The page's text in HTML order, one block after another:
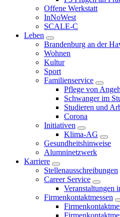
Offene Werkstatt
InNoWest
SCALE-C
Leben
Brandenburg an der
Wohnen
Kultur
Sport
Familienservice
Pflege von
Schwanger im
Studieren und
Corona
Initiativen
Klima-AG
Gesundheitshinweise
Alumninetzwerk
Karriere
Stellenausschreibungen
Career Service
Veranstaltungen
Firmenkontaktmessen